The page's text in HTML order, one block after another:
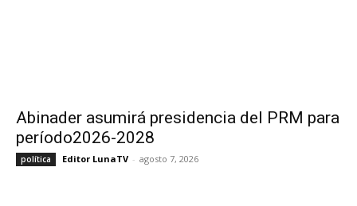
Abinader asumirá presidencia del PRM para
período2026-2028
política Editor LunaTV - agosto 7, 2026